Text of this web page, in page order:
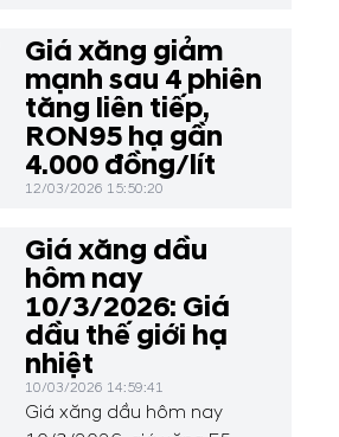
Giá xăng giảm
mạnh sau 4 phiên
tăng liên tiếp,
RON95 hạ gần
4.000 đồng/lít
12/03/2026 15:50:20
Giá xăng dầu
hôm nay
10/3/2026: Giá
dầu thế giới hạ
nhiệt
10/03/2026 14:59:41
Giá xăng dầu hôm nay